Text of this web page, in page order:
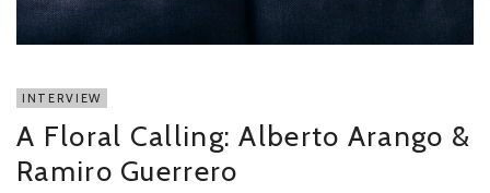
INTERVIEW
A Floral Calling: Alberto Arango &
Ramiro Guerrero